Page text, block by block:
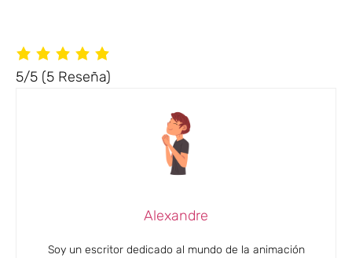
5/5 (5 Reseña)
Alexandre
Soy un escritor dedicado al mundo de la animación